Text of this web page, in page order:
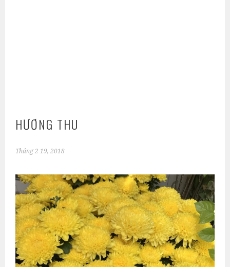
HƯƠNG THU
Tháng 2 19, 2018